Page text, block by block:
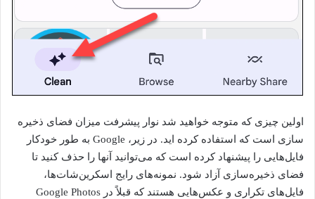
اولین چیزی که متوجه خواهید شد نوار پیشرفت میزان فضای ذخیره
سازی است که استفاده کرده اید. در زیر، Google به طور خودکار
فایل‌هایی را پیشنهاد کرده است که می‌توانید آنها را حذف کنید تا
فضای ذخیره‌سازی آزاد شود. نمونه‌های رایج اسکرین‌شات‌ها،
فایل‌های تکراری و عکس‌هایی هستند که قبلاً در Google Photos